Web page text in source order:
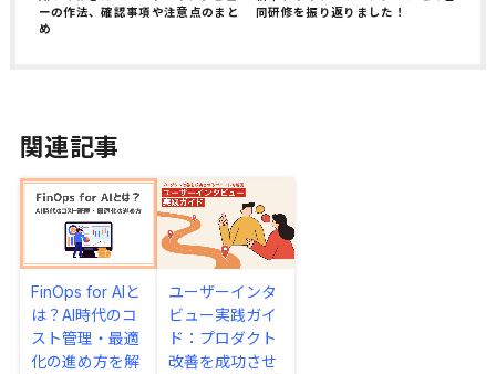
ーの作法、確認事項や注意点のまと
め
同研修を振り返りました！
関連記事
FinOps for AIと
は？AI時代のコ
スト管理・最適
化の進め方を解
ユーザーインタ
ビュー実践ガイ
ド：プロダクト
改善を成功させ